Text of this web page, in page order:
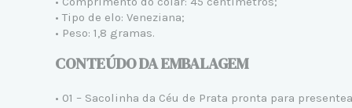
• Tipo de elo: Veneziana;
• Peso: 1,8 gramas.
CONTEÚDO DA EMBALAGEM
• 01 – Sacolinha da Céu de Prata pronta para